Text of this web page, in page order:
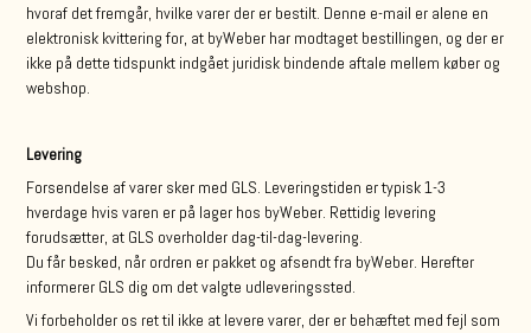
hvoraf det fremgår, hvilke varer der er bestilt. Denne e-mail er alene en
elektronisk kvittering for, at byWeber har modtaget bestillingen, og der er
ikke på dette tidspunkt indgået juridisk bindende aftale mellem køber og
webshop.
Levering
Forsendelse af varer sker med GLS. Leveringstiden er typisk 1-3
hverdage hvis varen er på lager hos byWeber. Rettidig levering
forudsætter, at GLS overholder dag-til-dag-levering.
Du får besked, når ordren er pakket og afsendt fra byWeber. Herefter
informerer GLS dig om det valgte udleveringssted.
Vi forbeholder os ret til ikke at levere varer, der er behæftet med fejl som